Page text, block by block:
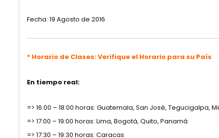
Fecha: 19 Agosto de 2016
* Horario de Clases: Verifique el Horario para su País
En tiempo real:
=> 16:00 – 18:00 horas: Guatemala, San José, Tegucigalpa,
=> 17:00 – 19:00 horas: Lima, Bogotá, Quito, Panamá
=> 17:30 – 19:30 horas: Caracas